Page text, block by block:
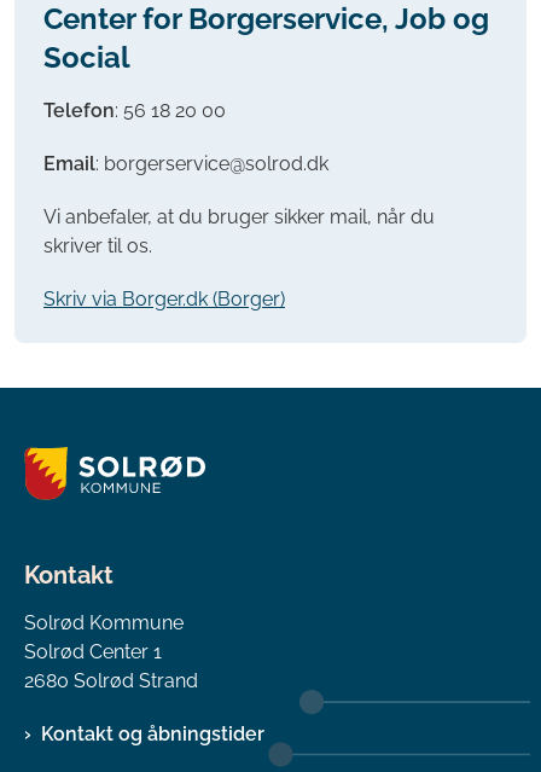
Center for Borgerservice, Job og
Social
Telefon: 56 18 20 00
Email: borgerservice@solrod.dk
Vi anbefaler, at du bruger sikker mail, når du
skriver til os.
Skriv via Borger.dk (Borger)
Kontakt
Solrød Kommune
Solrød Center 1
2680 Solrød Strand
Kontakt og åbningstider